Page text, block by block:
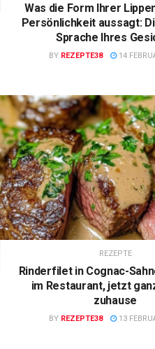
Was die Form Ihrer
Persönlichkeit aussagt:
Sprache Ihres
BY REZEPTE38 14
REZEPTE
Rinderfilet in Cognac-
im Restaurant, jetzt
zuhause
BY REZEPTE38 13